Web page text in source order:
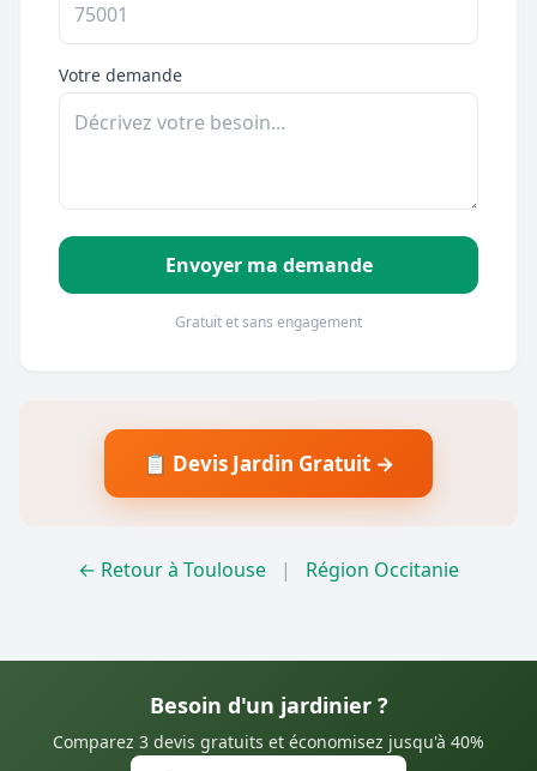
Votre demande
Envoyer ma demande
Gratuit et sans engagement
📋 Devis Jardin Gratuit →
← Retour à Toulouse | Région Occitanie
Besoin d'un jardinier ?
Comparez 3 devis gratuits et économisez jusqu'à 40%